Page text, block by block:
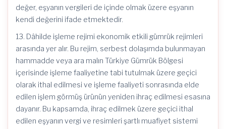
değer, eşyanın vergileri de içinde olmak üzere eşyanın
kendi değerini ifade etmektedir.
13. Dâhilde işleme rejimi ekonomik etkili gümrük rejimleri
arasında yer alır. Bu rejim, serbest dolaşımda bulunmayan
hammadde veya ara malın Türkiye Gümrük Bölgesi
içerisinde işleme faaliyetine tabi tutulmak üzere geçici
olarak ithal edilmesi ve işleme faaliyeti sonrasında elde
edilen işlem görmüş ürünün yeniden ihraç edilmesi esasına
dayanır. Bu kapsamda, ihraç edilmek üzere geçici ithal
edilen eşyanın vergi ve resimleri şartlı muafiyet sistemi